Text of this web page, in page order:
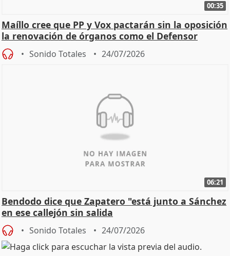
00:35
Maíllo cree que PP y Vox pactarán sin la oposición
la renovación de órganos como el Defensor
Sonido Totales 24/07/2026
06:21
Bendodo dice que Zapatero "está junto a Sánchez
en ese callejón sin salida
Sonido Totales 24/07/2026